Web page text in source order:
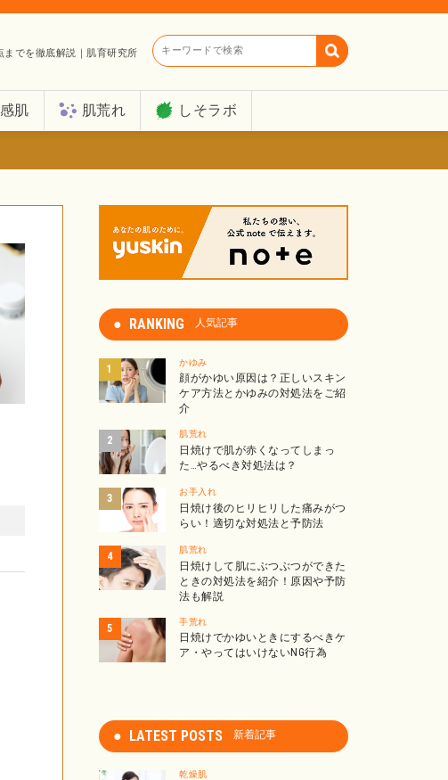
でを徹底解説｜肌育研究所 キーワードで検索
肌 肌荒れ しそラボ
RANKING 人気記事
かゆみ
顔がかゆい原因は？正しいスキン
ケア方法とかゆみの対処法をご紹
介
肌荒れ
日焼けで肌が赤くなってしまっ
た…やるべき対処法は？
お手入れ
日焼け後のヒリヒリした痛みがつ
らい！適切な対処法と予防法
肌荒れ
日焼けして肌にぶつぶつができた
ときの対処法を紹介！原因や予防
法も解説
手荒れ
日焼けでかゆいときにするべきケ
ア・やってはいけないNG行為
LATEST POSTS 新着記事
乾燥肌